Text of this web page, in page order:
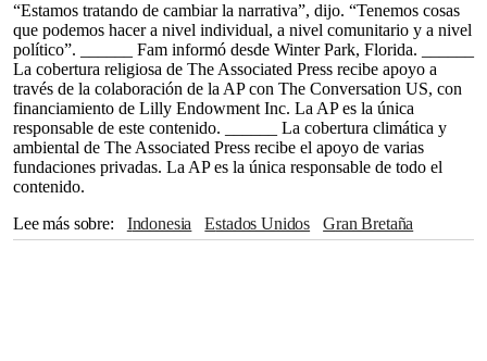
“Estamos tratando de cambiar la narrativa”, dijo. “Tenemos cosas
que podemos hacer a nivel individual, a nivel comunitario y a nivel
político”. ______ Fam informó desde Winter Park, Florida. ______
La cobertura religiosa de The Associated Press recibe apoyo a
través de la colaboración de la AP con The Conversation US, con
financiamiento de Lilly Endowment Inc. La AP es la única
responsable de este contenido. ______ La cobertura climática y
ambiental de The Associated Press recibe el apoyo de varias
fundaciones privadas. La AP es la única responsable de todo el
contenido.
Lee más sobre
Indonesia Estados Unidos
Gran Bretaña